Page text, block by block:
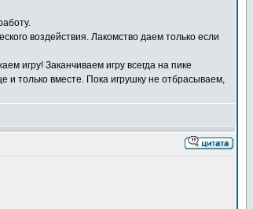
воздействия. Лакомство даем только если
игру! Заканчиваем игру всегда на пике
и только вместе. Пока игрушку не отбрасываем,